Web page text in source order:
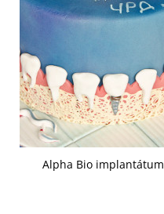
Alpha Bio implantátum